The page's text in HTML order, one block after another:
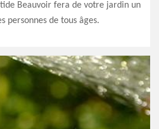
Beauvoir fera de votre jardin un
personnes de tous âges.